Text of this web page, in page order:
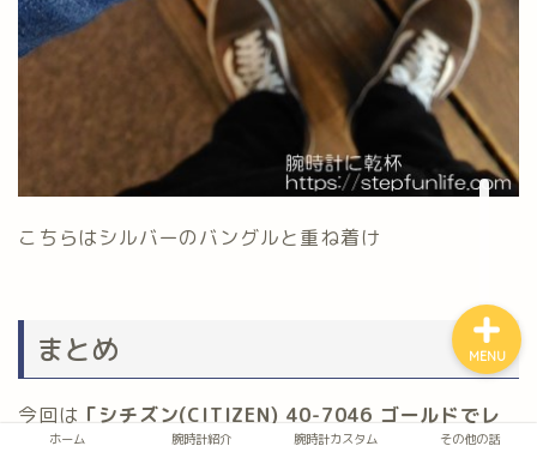
こちらはシルバーのバングルと重ね着け
まとめ
今回は 「シチズン(CITIZEN) 40-7046 ゴールドでレ
トロな薄型デジタル」の紹介でした。どうしても同じ
ホーム 腕時計紹介 腕時計カスタム その他の話
MENU
ホーム
腕時計紹介
腕時計カスタム